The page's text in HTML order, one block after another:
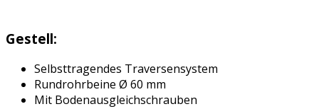
Gestell:
Selbsttragendes Traversensystem
Rundrohrbeine Ø 60 mm
Mit Bodenausgleichschrauben